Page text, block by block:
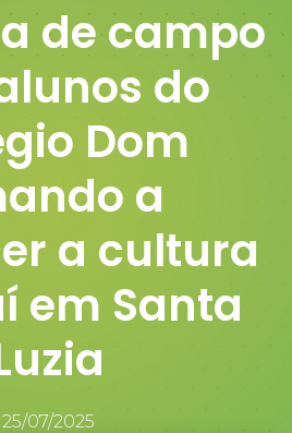
de campo
do
Dom
a
a cultura
em Santa
25/07/2025